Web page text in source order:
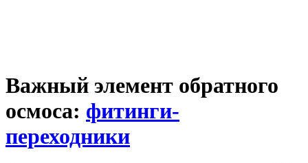
Важный элемент обратного
осмоса: фитинги-
переходники